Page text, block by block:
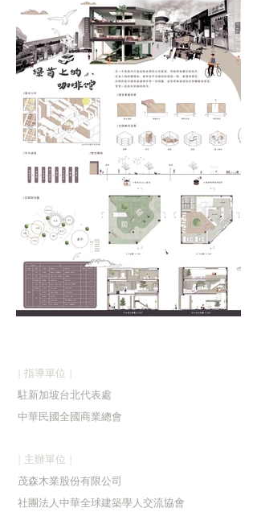
| 指導單位 |
駐新加坡台北代表處
中華民國全國商業總會
| 主辦單位 |
茂森木業股份有限公司
社團法人中華全球建築學人交流協會